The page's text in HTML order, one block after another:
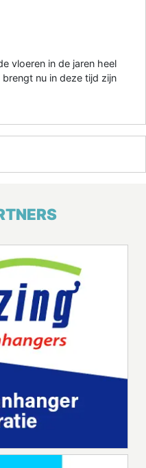
vloeren in de jaren heel
nu in deze tijd zijn